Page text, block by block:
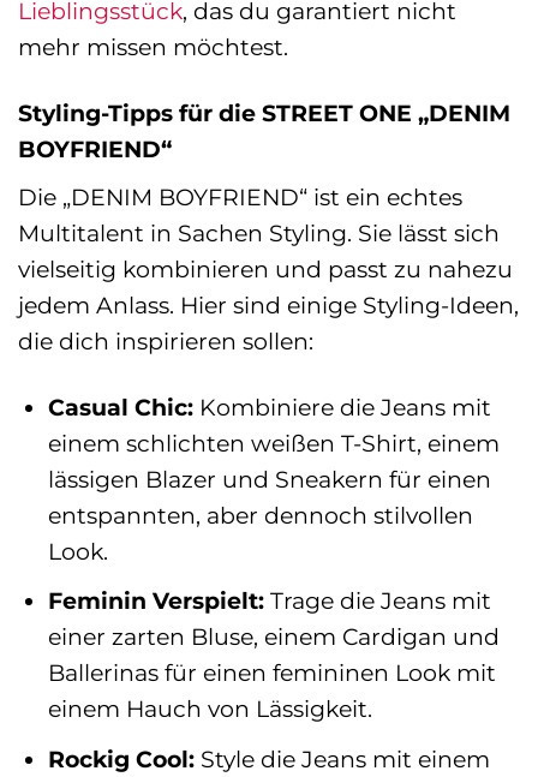
Lieblingsstück, das du garantiert nicht
mehr missen möchtest.
Styling-Tipps für die STREET ONE „DENIM
BOYFRIEND“
Die „DENIM BOYFRIEND“ ist ein echtes
Multitalent in Sachen Styling. Sie lässt sich
vielseitig kombinieren und passt zu nahezu
jedem Anlass. Hier sind einige Styling-Ideen,
die dich inspirieren sollen:
Casual Chic:Kombiniere die Jeans mit
einem schlichten weißen T-Shirt, einem
lässigen Blazer und Sneakern für einen
entspannten, aber dennoch stilvollen
Look.
Feminin Verspielt:Trage die Jeans mit
einer zarten Bluse, einem Cardigan und
Ballerinas für einen femininen Look mit
einem Hauch von Lässigkeit.
Rockig Cool:Style die Jeans mit einem